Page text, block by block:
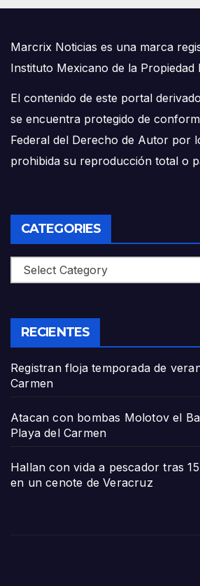
Marcrix Noticias es una marca
Instituto Mexicano de la Propiedad
El contenido de este portal
se encuentra protegido de
Federal del Derecho de Autor por
prohibida su reproducción total o
CATEGORIES
Categories
RECIENTES
Registran floja temporada de
Carmen
Atacan con bombas Molotov el
Playa del Carmen
Hallan con vida a pescador tras
en un cenote de Veracruz